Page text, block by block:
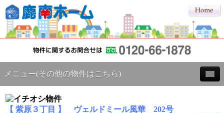
メニュー(その他の物件はこちら)
【 紫原３丁目 】 ヴェルドミール風華 202号